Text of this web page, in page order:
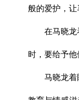
般的爱护，让
在马晓龙
时，要给予他
马晓龙